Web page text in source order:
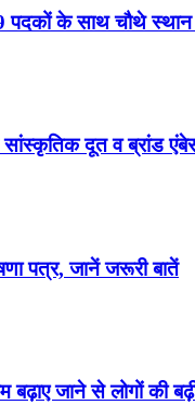
पदकों के साथ चौथे स्थान
सांस्कृतिक दूत व ब्रांड
पत्र, जानें जरूरी बातें
जाने से लोगों की